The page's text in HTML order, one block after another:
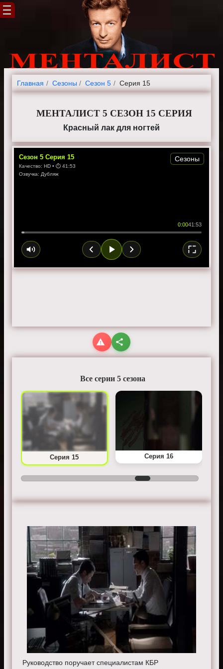
Главная Cезоны Сезон 5 Серия 15
МЕНТАЛИСТ 5 СЕЗОН 15 СЕРИЯ
Красный лак для ногтей
Сезон 5 Серия 15
Качество: HD • ⏱ 41:53
Озвучка: Дубляж
0:0041:53
Сезоны
Все серии 5 сезона
Серия 15 Серия 16
Руководство поручает специалистам КБР